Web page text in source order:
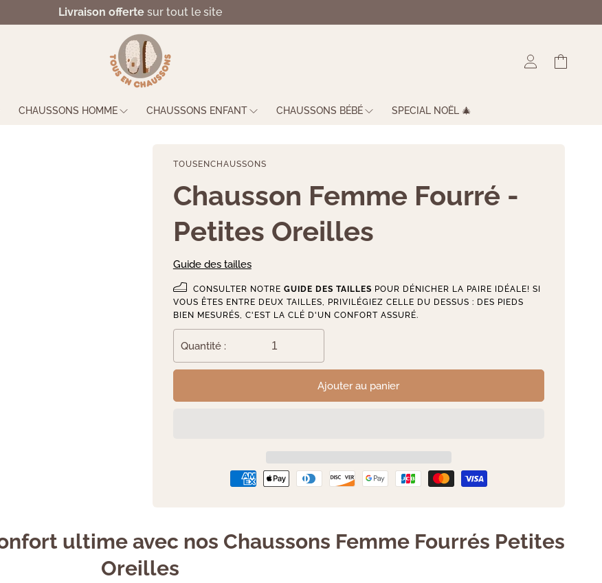
Livraison offerte sur tout le site
CHAUSSONS HOMME CHAUSSONS ENFANT CHAUSSONS BÉBÉ SPECIAL NOËL 🎄
Connexion Panier
TOUSENCHAUSSONS
Chausson Femme Fourré -
Petites Oreilles
Guide des tailles
CONSULTER NOTRE GUIDE DES TAILLES POUR DÉNICHER LA PAIRE IDÉALE! SI
VOUS ÊTES ENTRE DEUX TAILLES, PRIVILÉGIEZ CELLE DU DESSUS : DES PIEDS
BIEN MESURÉS, C'EST LA CLÉ D'UN CONFORT ASSURÉ.
Quantité :
Ajouter au panier
ultime avec nos Chaussons Femme Fourrés Petites
Oreilles